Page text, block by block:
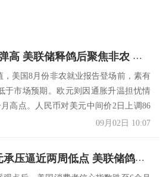
汇市行情！美元8月微涨弹高 美联储释鸽后聚焦非农 欧元、英镑与澳元纷纷上攻 人民币中间价仅贬1基点
美国8月份非农就业报告登场前，素有
于市场预期。欧元则因通胀升温担忧情
高点。人民币对美元中间价2日上调86
09月02日 10:07
汇市上演跳水行情！美元承压逼近两周低点 美联储鸽派情绪持续发酵 欧元英镑不同调、人民币中间价微贬2基点